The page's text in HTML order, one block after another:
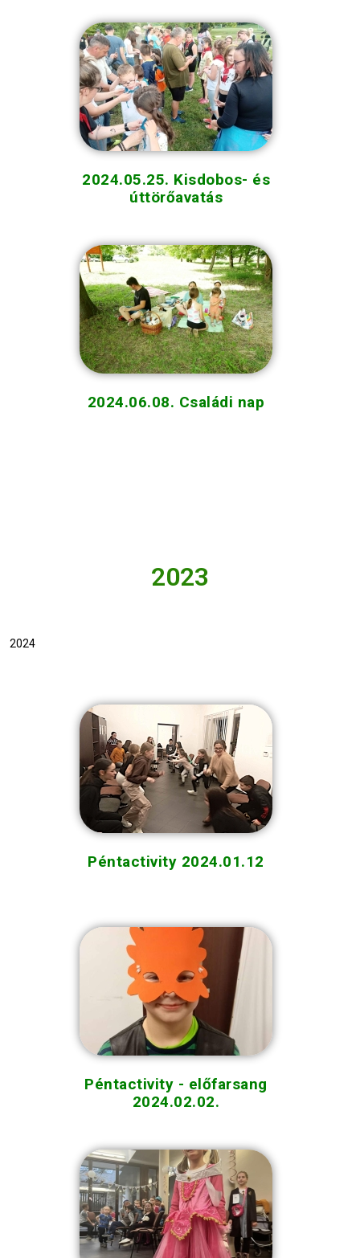
2024.05.25. Kisdobos- és
úttörőavatás
2024.06.08. Családi nap
2023
2024
Péntactivity 2024.01.12
Péntactivity - előfarsang
2024.02.02.